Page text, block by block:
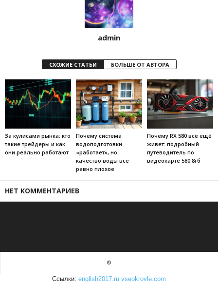
admin
СХОЖИЕ СТАТЬИ БОЛЬШЕ ОТ АВТОРА
За кулисами рынка: кто
такие трейдеры и как
они реально работают
Почему система
водоподготовки
«работает», но
качество воды всё
равно плохое
Почему RX 580 всё ещё
живет: подробный
путеводитель по
видеокарте 580 8гб
НЕТ КОММЕНТАРИЕВ
©
Ссылки: english2017.ru vseokrovle.com